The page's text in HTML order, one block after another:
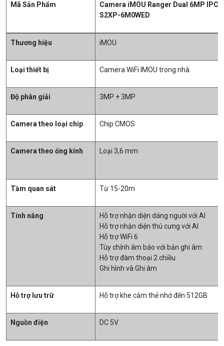
Mã Sản Phẩm
Camera iMOU Ranger Dual 6MP IPC-
S2XP-6M0WED
Thương hiệu iMOU
Loại thiết bị Camera WiFi IMOU trong nhà
Độ phân giải 3MP + 3MP
Camera theo loại chip Chip CMOS
Camera theo ống kính Loại 3,6 mm
Tầm quan sát Từ 15-20m
Tính năng
Hỗ trợ nhận diện dáng nguời với AI
Hỗ trợ nhận diện thú cưng với AI
Hỗ trợ WiFi 6
Tùy chỉnh âm báo với bản ghi âm
Hỗ trợ đàm thoại 2 chiều
Ghi hình và Ghi âm
Hỗ trợ lưu trữ Hỗ trợ khe cắm thẻ nhớ đến 512GB
Nguồn điện DC 5V